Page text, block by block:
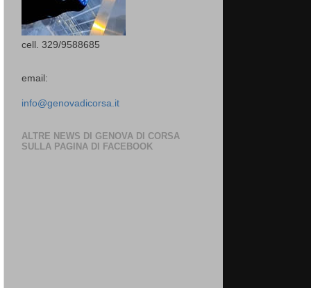
cell. 329/9588685
email:
info@genovadicorsa.it
ALTRE NEWS DI GENOVA DI CORSA
SULLA PAGINA DI FACEBOOK